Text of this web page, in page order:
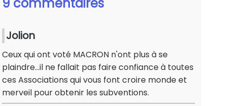
Jolion
Ceux qui ont voté MACRON n'ont plus à se
plaindre...il ne fallait pas faire confiance à toutes
ces Associations qui vous font croire monde et
merveil pour obtenir les subventions.